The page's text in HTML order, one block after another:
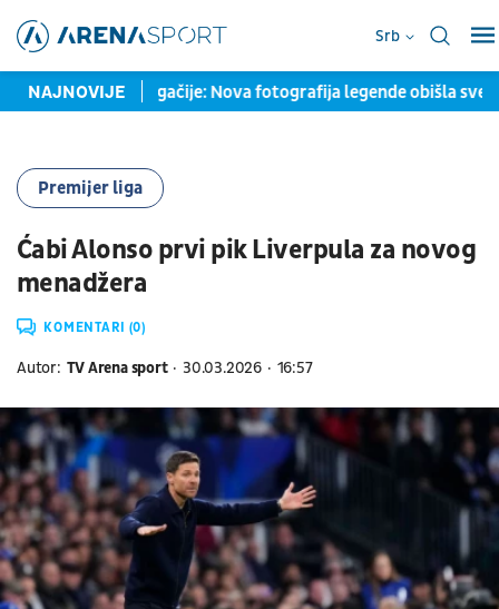
Srb
NAJNOVIJE
drugačije: Nova fotografija legende obišla svet, fanovi
Premijer liga
Ćabi Alonso prvi pik Liverpula za novog
menadžera
KOMENTARI (0)
Autor: TV Arena sport 30.03.2026 16:57